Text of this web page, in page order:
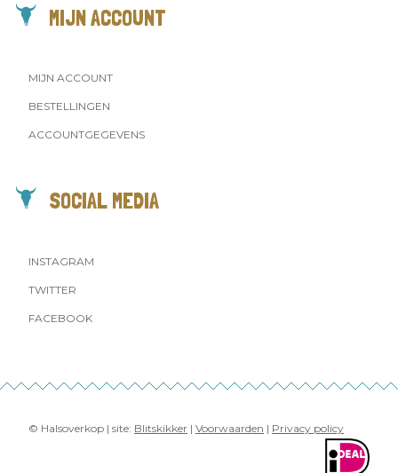
MIJN ACCOUNT
MIJN ACCOUNT
BESTELLINGEN
ACCOUNTGEGEVENS
SOCIAL MEDIA
INSTAGRAM
TWITTER
FACEBOOK
© Halsoverkop | site: Blitskikker | Voorwaarden | Privacy policy